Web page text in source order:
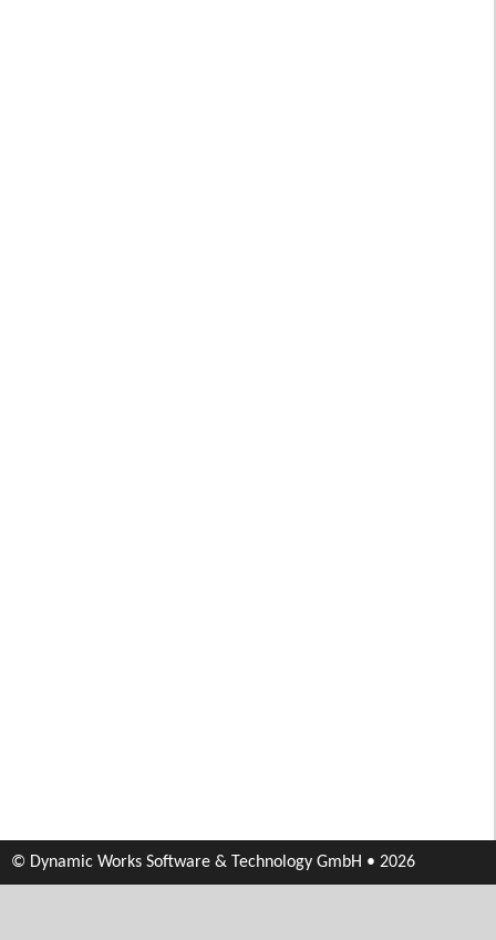
© Dynamic Works Software & Technology GmbH • 2026